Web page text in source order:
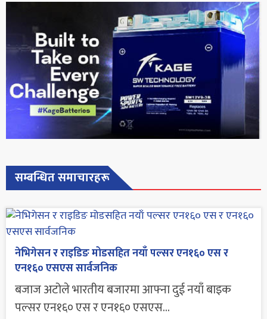
सम्बन्धित समाचारहरू
नेभिगेसन र राइडिङ मोडसहित नयाँ पल्सर एन१६० एस र
एन१६० एसएस सार्वजनिक
बजाज अटोले भारतीय बजारमा आफ्ना दुई नयाँ बाइक
पल्सर एन१६० एस र एन१६० एसएस...